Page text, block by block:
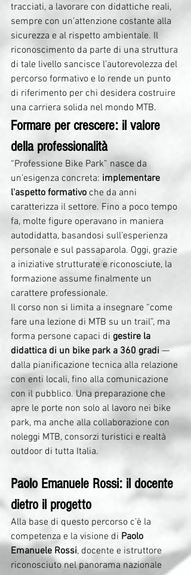
tracciati, a lavorare con didattiche reali,
sempre con un’attenzione costante alla
sicurezza e al rispetto ambientale. Il
riconoscimento da parte di una struttura
di tale livello sancisce l’autorevolezza del
percorso formativo e lo rende un punto
di riferimento per chi desidera costruire
una carriera solida nel mondo MTB.
Formare per crescere: il valore
della professionalità
“Professione Bike Park” nasce da
un’esigenza concreta: implementare
l'aspetto formativo che da anni
caratterizza il settore. Fino a poco tempo
fa, molte figure operavano in maniera
autodidatta, basandosi sull’esperienza
personale e sul passaparola. Oggi, grazie
a iniziative strutturate e riconosciute, la
formazione assume finalmente un
carattere professionale.
Il corso non si limita a insegnare “come
fare una lezione di MTB su un trail”, ma
forma persone capaci di gestire la
didattica di un bike park a 360 gradi —
dalla pianificazione tecnica alla relazione
con enti locali, fino alla comunicazione
con il pubblico. Una preparazione che
apre le porte non solo al lavoro nei bike
park, ma anche alla collaborazione con
noleggi MTB, consorzi turistici e realtà
outdoor di tutta Italia.
Paolo Emanuele Rossi: il docente
dietro il progetto
Alla base di questo percorso c’è la
competenza e la visione di Paolo
Emanuele Rossi, docente e istruttore
riconosciuto nel panorama nazionale